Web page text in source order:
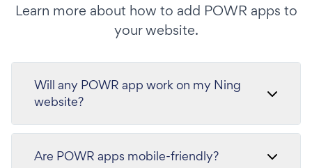
Learn more about how to add POWR apps to
your website.
Will any POWR app work on my Ning
website?
Are POWR apps mobile-friendly?